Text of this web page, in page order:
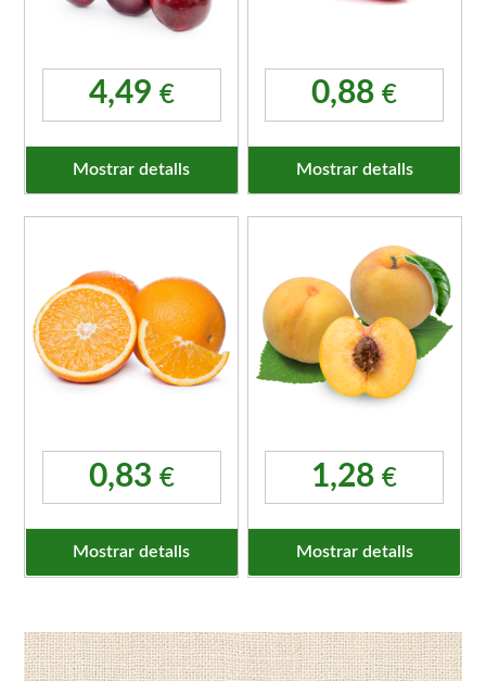
4,49 €
Mostrar detalls
0,88€
Mostrar detalls
0,83 €
Mostrar detalls
1,28€
Mostrar detalls